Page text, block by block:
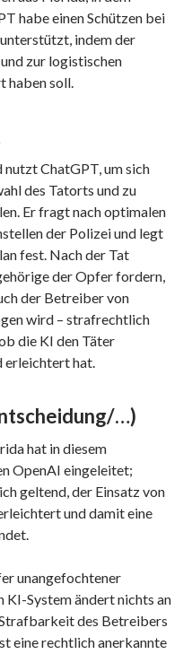
habe einen Schützen bei
indem der
zur logistischen
haben soll.
nutzt ChatGPT, um sich
des Tatorts und zu
Er fragt nach optimalen
der Polizei und legt
fest. Nach der Tat
der Opfer fordern,
der Betreiber von
wird – strafrechtlich
die KI den Täter
erleichtert hat.
…)
hat in diesem
OpenAI eingeleitet;
geltend, der Einsatz von
und damit eine
unangefochtener
KI-System ändert nichts an
des Betreibers
eine rechtlich anerkannte